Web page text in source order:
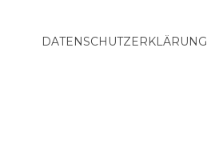
DATENSCHUTZERKLÄRUNG